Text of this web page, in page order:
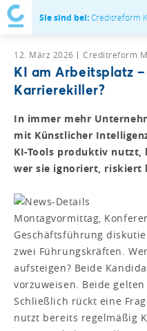
Sie sind bei:Creditreform
12. März 2026 Creditreform
KI am Arbeitsplatz
Karrierekiller?
In immer mehr
mit Künstlicher
KI-Tools produktiv nutzt,
wer sie ignoriert, riskiert
Montagvormittag,
Geschäftsführung
zwei Führungskräften.
aufsteigen? Beide
vorzuweisen. Beide
Schließlich rückt eine
nutzt bereits regelmäßig